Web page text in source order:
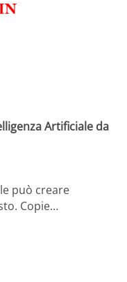
Artificiale da
può creare
Copie…